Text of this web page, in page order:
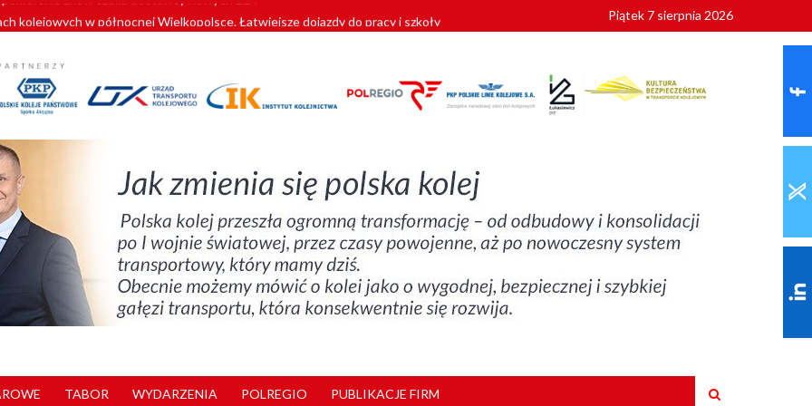
kolejowych w północnej Wielkopolsce. Łatwiejsze dojazdy do pracy i szkoły
się doświadczeniami z ukraińskim partnerem kolejowym
Bydgoszcz Fordon zakończona
znów szuka dostawcy nowych EZT
Piątek 7 sierpnia 2026
TABOR WYDARZENIA POLREGIO PUBLIKACJE FIRM